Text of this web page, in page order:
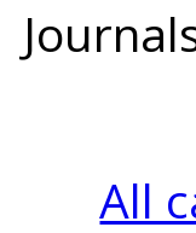
All